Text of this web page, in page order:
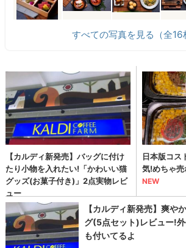
すべての写真を見る（全16